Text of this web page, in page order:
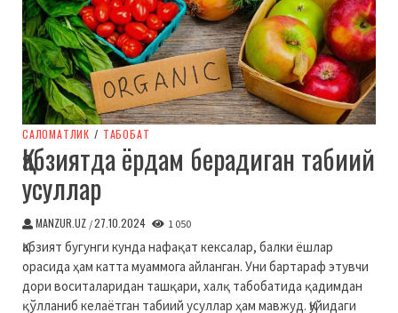
CАЛОМАТЛИК / ТАБОБАТ
Қабзиятда ёрдам берадиган табиий
усуллар
MANZUR.UZ /27.10.2024 1 050
Қабзият бугунги кунда нафақат кексалар, балки ёшлар
орасида ҳам катта муаммога айланган. Уни бартараф этувчи
дори воситаларидан ташқари, халқ табобатида қадимдан
қўлланиб келаётган табиий усуллар ҳам мавжуд. Қуйидаги